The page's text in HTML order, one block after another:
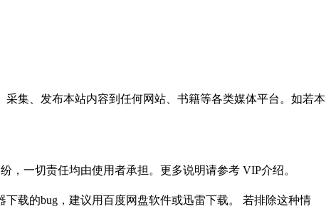
集、发布本站内容到任何网站、书籍等各类媒体平台。如若本
一切责任均由使用者承担。更多说明请参考 VIP介绍。
载的bug，建议用百度网盘软件或迅雷下载。 若排除这种情